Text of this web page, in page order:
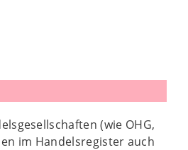
(wie OHG,
im Handelsregister auch